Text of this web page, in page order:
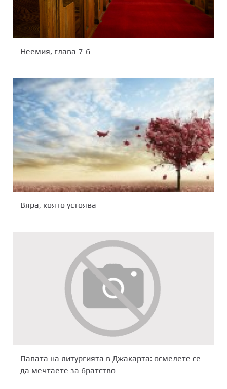
Неемия, глава 7-б
Вяра, която устоява
Папата на литургията в Джакарта: осмелете се
да мечтаете за братство